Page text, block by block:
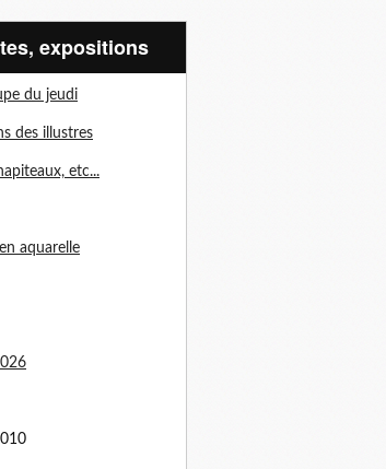
expositions
du jeudi
des illustres
etc...
aquarelle